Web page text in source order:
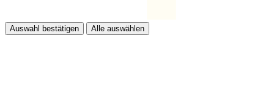
Auswahl bestätigen Alle auswählen